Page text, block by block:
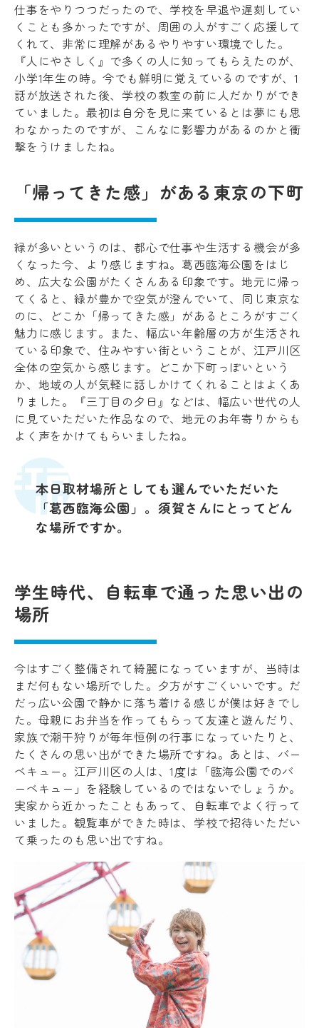
仕事をやりつつだったので、学校を早退や遅刻してい
くことも多かったですが、周囲の人がすごく応援して
くれて、非常に理解があるやりやすい環境でした。
『人にやさしく』で多くの人に知ってもらえたのが、
小学1年生の時。今でも鮮明に覚えているのですが、1
話が放送された後、学校の教室の前に人だかりができ
ていました。最初は自分を見に来ているとは夢にも思
わなかったのですが、こんなに影響力があるのかと衝
撃をうけましたね。
「帰ってきた感」がある東京の下町
緑が多いというのは、都心で仕事や生活する機会が多
くなった今、より感じますね。葛西臨海公園をはじ
め、広大な公園がたくさんある印象です。地元に帰っ
てくると、緑が豊かで空気が澄んでいて、同じ東京な
のに、どこか「帰ってきた感」があるところがすごく
魅力に感じます。また、幅広い年齢層の方が生活され
ている印象で、住みやすい街ということが、江戸川区
全体の空気から感じます。どこか下町っぽいという
か、地域の人が気軽に話しかけてくれることはよくあ
りました。『三丁目の夕日』などは、幅広い世代の人
に見ていただいた作品なので、地元のお年寄りからも
よく声をかけてもらいましたね。
本日取材場所としても選んでいただいた
「葛西臨海公園」。須賀さんにとってどん
な場所ですか。
学生時代、自転車で通った思い出の
場所
今はすごく整備されて綺麗になっていますが、当時は
まだ何もない場所でした。夕方がすごくいいです。だ
だっ広い公園で静かに落ち着ける感じが僕は好きでし
た。母親にお弁当を作ってもらって友達と遊んだり、
家族で潮干狩りが毎年恒例の行事になっていたりと、
たくさんの思い出ができた場所ですね。あとは、バー
ベキュー。江戸川区の人は、1度は「臨海公園でのバ
ーベキュー」を経験しているのではないでしょうか。
実家から近かったこともあって、自転車でよく行って
いました。観覧車ができた時は、学校で招待いただい
て乗ったのも思い出ですね。